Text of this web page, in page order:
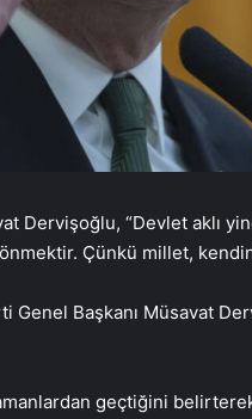
Dervişoğlu, “Devlet aklı
Çünkü millet,
Genel Başkanı Müsavat
geçtiğini